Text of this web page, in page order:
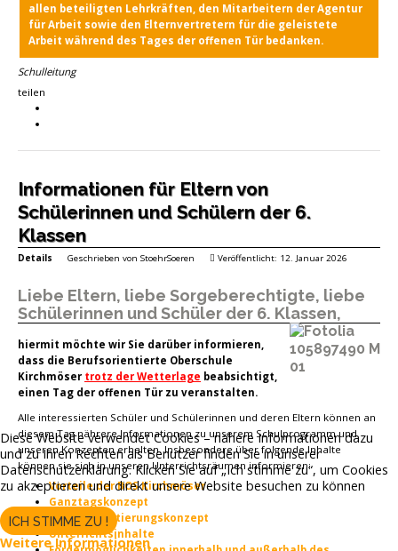
allen beteiligten Lehrkräften, den Mitarbeitern der Agentur
für Arbeit sowie den Elternvertretern für die geleistete
Arbeit während des Tages der offenen Tür bedanken.
Schulleitung
teilen
Informationen für Eltern von
Schülerinnen und Schülern der 6.
Klassen
Details Geschrieben von StoehrSoeren Veröffentlicht: 12. Januar 2026
Liebe Eltern, liebe Sorgeberechtigte, liebe
Schülerinnen und Schüler der 6. Klassen,
hiermit möchte wir Sie darüber informieren,
dass die Berufsorientierte Oberschule
Kirchmöser trotz der Wetterlage beabsichtigt,
einen Tag der offenen Tür zu veranstalten.
Alle interessierten Schüler und Schülerinnen und deren Eltern können an
diesem Tag nährere Informationen zu unserem Schulprogramm und
unseren Konzepten erhalten. Insbesondere über folgende Inhalte
können sie sich in unseren Unterrichtsräumen informieren:
Vorteile der BOS Kirchmöser
Ganztagskonzept
Berufsorientierungskonzept
Unterrichtsinhalte
Diese Website verwendet Cookies – nähere Informationen dazu
und zu Ihren Rechten als Benutzer finden Sie in unserer
Datenschutzerklärung. Klicken Sie auf „Ich stimme zu“, um Cookies
zu akzeptieren und direkt unsere Website besuchen zu können
ICH STIMME ZU !
Weitere Informationen